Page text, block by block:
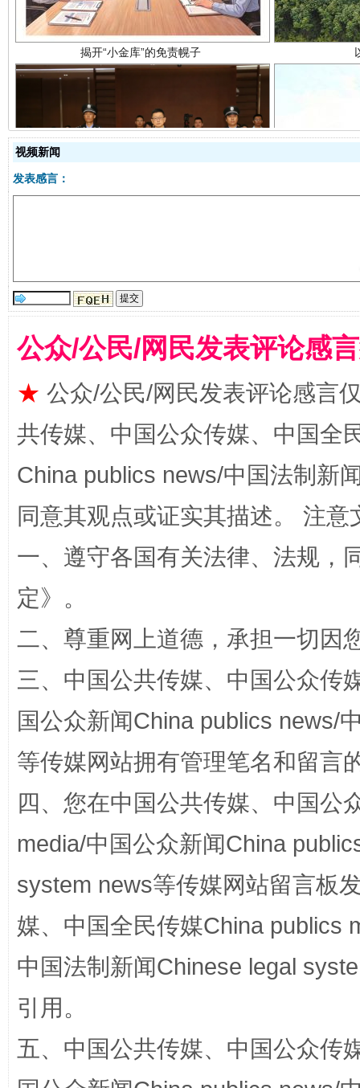
国家大学科技园优化重塑工作
视频新闻
发表感言：
公众/公民/网民发表评论感
★ 公众/公民/网民发表评论感言
共传媒、中国公众传媒、中国全
China publics news/中国法制新
同意其观点或证实其描述。 注
一、遵守各国有关法律、法规，
定》。
二、尊重网上道德，承担一切因
三、中国公共传媒、中国公众传
国公众新闻China publics news/
等传媒网站拥有管理笔名和留言
四、您在中国公共传媒、中国公
media/中国公众新闻China
system news等传媒网站留言板
媒、中国全民传媒China publics
中国法制新闻Chinese legal
引用。
五、中国公共传媒、中国公众传